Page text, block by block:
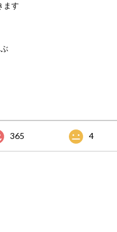
ます
365 4